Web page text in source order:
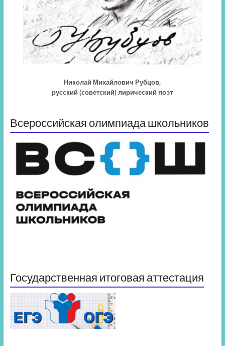
Николай Михайлович Рубцов,
русский (советский) лирический поэт
Всероссийская олимпиада школьников
Государственная итоговая аттестация